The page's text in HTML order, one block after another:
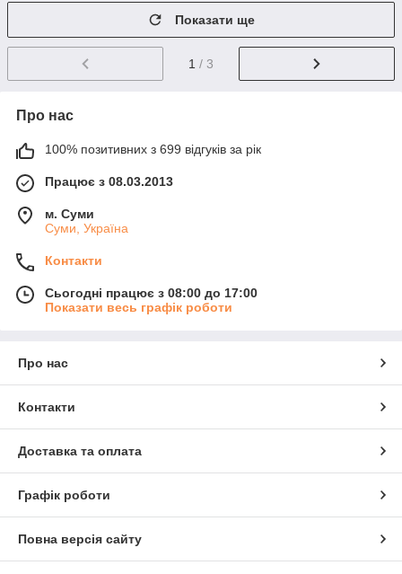
Показати ще
1 / 3
Про нас
100% позитивних з 699 відгуків за рік
Працює з 08.03.2013
м. Суми
Суми, Україна
Контакти
Сьогодні працює з 08:00 до 17:00
Показати весь графік роботи
Про нас
Контакти
Доставка та оплата
Графік роботи
Повна версія сайту